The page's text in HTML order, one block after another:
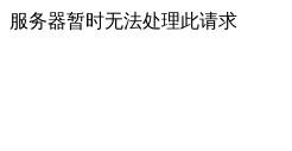
服务器暂时无法处理此请求